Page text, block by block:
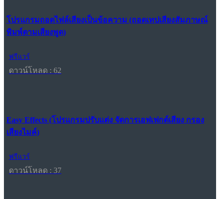
โปรแกรมถอดไฟล์เสียงเป็นข้อความ (ถอดเทปเสียงสัมภาษณ์
พิมพ์ตามเสียงพูด)
ฟรีแวร์
ดาวน์โหลด : 62
Easy Effects (โปรแกรมปรับแต่ง จัดการเอฟเฟกต์เสียง กรอง
เสียงไมค์)
ฟรีแวร์
ดาวน์โหลด : 37